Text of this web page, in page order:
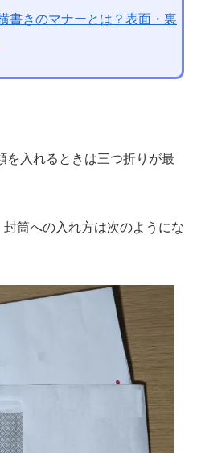
書きのマナーとは？表面・裏
を入れるときは三つ折りが最
筒への入れ方は次のようにな